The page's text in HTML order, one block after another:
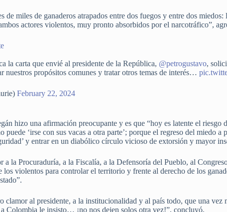
de miles de ganaderos atrapados entre dos fuegos y entre dos
actores violentos, muy pronto absorbidos por el narcotráfico”,
la carta que envié al presidente de la República, @petrogustavo,
nuestros propósitos comunes y tratar otros temas de interés…
February 22, 2024
hizo una afirmación preocupante y es que “hoy es latente el riesgo
puede ‘irse con sus vacas a otra parte’; porque el regreso del miedo
y entrar en un diabólico círculo vicioso de extorsión y mayor
a la Procuraduría, a la Fiscalía, a la Defensoría del Pueblo, al
los violentos para controlar el territorio y frente al derecho de los
clamor al presidente, a la institucionalidad y al país todo, que una vez
Colombia le insisto… ¡no nos dejen solos otra vez!”, concluyó.